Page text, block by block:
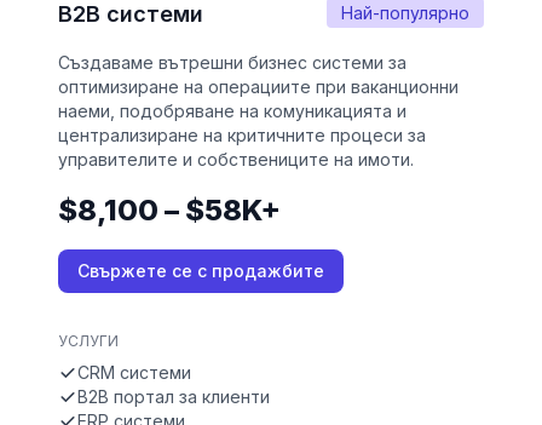
Най-популярно
B2B системи
Създаваме вътрешни бизнес системи за
оптимизиране на операциите при ваканционни
наеми, подобряване на комуникацията и
централизиране на критичните процеси за
управителите и собствениците на имоти.
$8,100 – $58K+
Свържете се с продажбите
УСЛУГИ
CRM системи
B2B портал за клиенти